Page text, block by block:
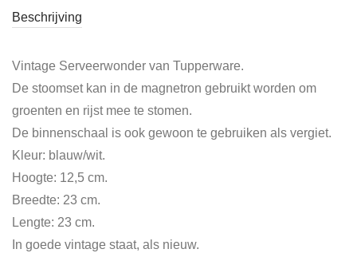
Beschrijving
Vintage Serveerwonder van Tupperware.
De stoomset kan in de magnetron gebruikt worden om
groenten en rijst mee te stomen.
De binnenschaal is ook gewoon te gebruiken als vergiet.
Kleur: blauw/wit.
Hoogte: 12,5 cm.
Breedte: 23 cm.
Lengte: 23 cm.
In goede vintage staat, als nieuw.